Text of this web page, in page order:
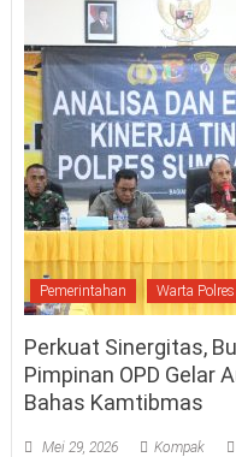
Pemerintahan Warta Polres
Perkuat Sinergitas,
Pimpinan OPD Gelar
Bahas Kamtibmas
Mei 29, 2026 Kompak